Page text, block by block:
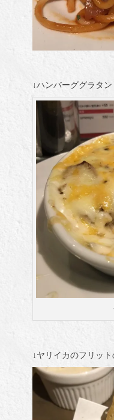
↓ハンバーググラタン
↓ヤリイカのフリッ